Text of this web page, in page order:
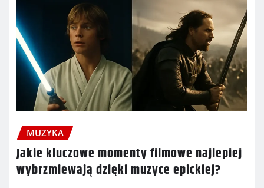
MUZYKA
Jakie kluczowe momenty filmowe najlepiej
wybrzmiewają dzięki muzyce epickiej?